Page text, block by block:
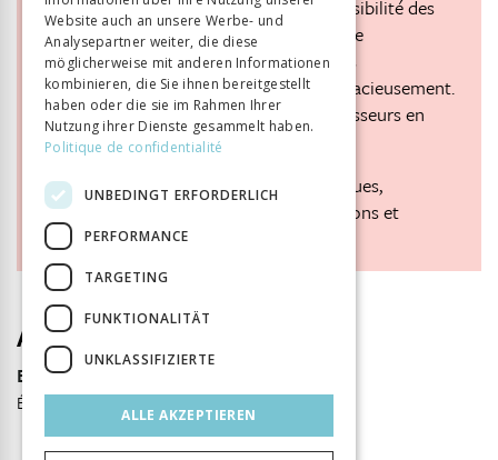
des outils pédagogiques adaptés à la sensibilité des
élèves dès 11 ans. Ses ressources (mallette
pédagogique, affiche, expositions-ateliers
itinérantes…) sont mises à disposition gracieusement.
Elles sont destinées à seconder les professeurs en
histoire, littérature et éthique.
Approche éducative, Histoires authentiques,
Déconstruction de stéréotypes, Expositions et
ateliers.
Autor
Emmanuelle Wolff
Établissement primaire de Beaulieu, Lausanne
Website auch an unsere Werbe- und
Analysepartner weiter, die diese
möglicherweise mit anderen Informationen
kombinieren, die Sie ihnen bereitgestellt
haben oder die sie im Rahmen Ihrer
Nutzung ihrer Dienste gesammelt haben.
Politique de confidentialité
UNBEDINGT ERFORDERLICH
PERFORMANCE
TARGETING
FUNKTIONALITÄT
UNKLASSIFIZIERTE
ALLE AKZEPTIEREN